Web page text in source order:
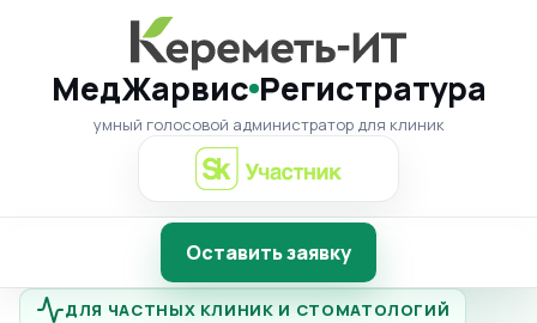
МедЖарвис Регистратура
умный голосовой администратор для клиник
Оставить заявку
ДЛЯ ЧАСТНЫХ КЛИНИК И СТОМАТОЛОГИЙ